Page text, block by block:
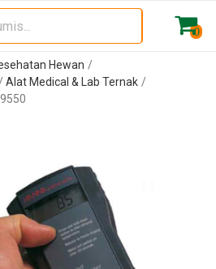
0
Hewan
Alat Medical & Lab Ternak